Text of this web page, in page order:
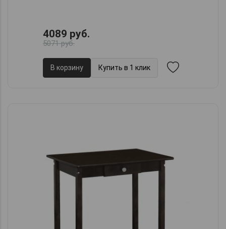
4089 руб.
5071 руб.
В корзину Купить в 1 клик